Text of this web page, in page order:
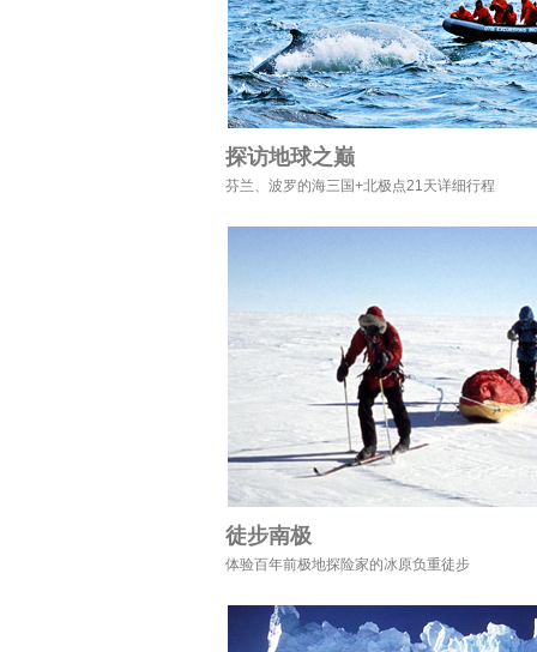
探访地球之巅
芬兰、波罗的海三国+北极点21天详细行程
徒步南极
体验百年前极地探险家的冰原负重徒步